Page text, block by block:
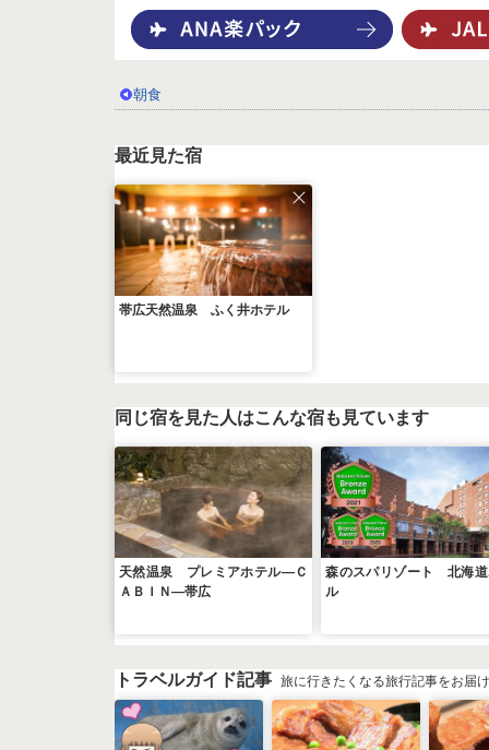
朝食
最近見た宿
帯広天然温泉 ふく井ホテル
同じ宿を見た人はこんな宿も見ています
天然温泉 プレミアホテル―Ｃ
ＡＢＩＮ―帯広
森のスパリゾート 北海道
ル
トラベルガイド記事 旅に行きたくなる旅行記事をお届け